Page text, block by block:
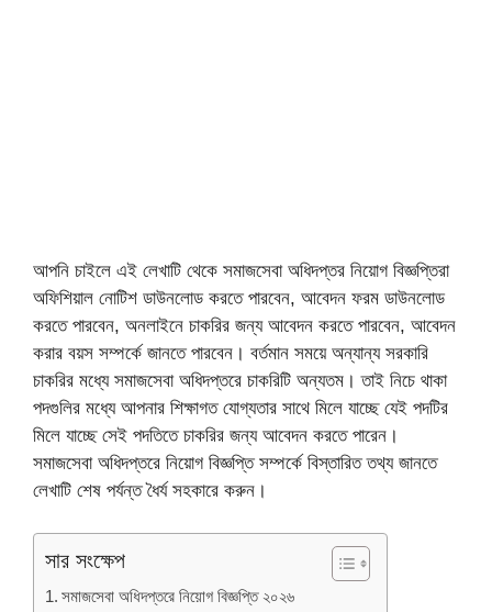
আপনি চাইলে এই লেখাটি থেকে সমাজসেবা অধিদপ্তর নিয়োগ বিজ্ঞপ্তিরা
অফিশিয়াল নোটিশ ডাউনলোড করতে পারবেন, আবেদন ফরম ডাউনলোড
করতে পারবেন, অনলাইনে চাকরির জন্য আবেদন করতে পারবেন, আবেদন
করার বয়স সম্পর্কে জানতে পারবেন। বর্তমান সময়ে অন্যান্য সরকারি
চাকরির মধ্যে সমাজসেবা অধিদপ্তরে চাকরিটি অন্যতম। তাই নিচে থাকা
পদগুলির মধ্যে আপনার শিক্ষাগত যোগ্যতার সাথে মিলে যাচ্ছে যেই পদটির
মিলে যাচ্ছে সেই পদতিতে চাকরির জন্য আবেদন করতে পারেন।
সমাজসেবা অধিদপ্তরে নিয়োগ বিজ্ঞপ্তি সম্পর্কে বিস্তারিত তথ্য জানতে
লেখাটি শেষ পর্যন্ত ধৈর্য সহকারে করুন।
সার সংক্ষেপ
সমাজসেবা অধিদপ্তরে নিয়োগ বিজ্ঞপ্তি ২০২৬